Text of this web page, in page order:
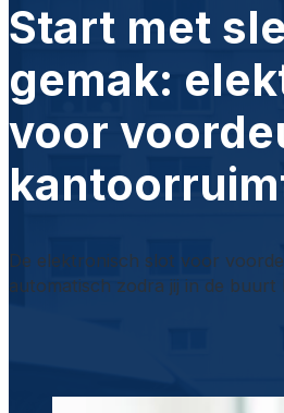
Start met
gemak:
voor
De elektronisch slot voor
automatisch zodra jij in de buurt